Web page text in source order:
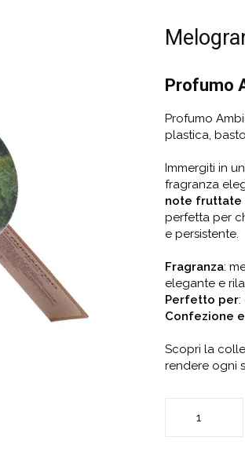
Profumo
Profumo
plastica,
Immergiti in
fragranza
note fruttate
perfetta per
e persistente.
Fragranza:
elegante e
Perfetto per:
Confezione
Scopri la
rendere ogni
RUGIADOSO